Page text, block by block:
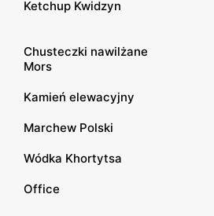
Ketchup Kwidzyn
Chusteczki nawilżane
Mors
Kamień elewacyjny
Marchew Polski
Wódka Khortytsa
Office